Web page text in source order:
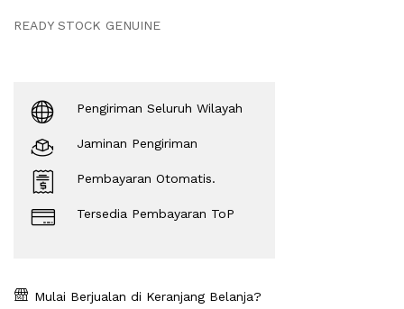
READY STOCK GENUINE
Pengiriman Seluruh Wilayah
Jaminan Pengiriman
Pembayaran Otomatis.
Tersedia Pembayaran ToP
Mulai Berjualan di Keranjang Belanja?